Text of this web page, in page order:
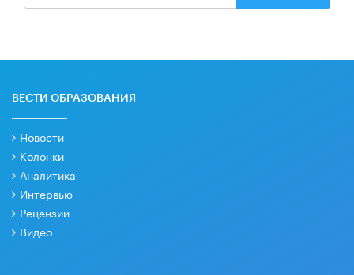
ВЕСТИ ОБРАЗОВАНИЯ
Новости
Колонки
Аналитика
Интервью
Рецензии
Видео